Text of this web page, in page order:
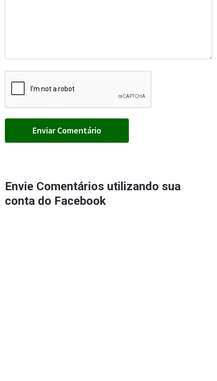
Envie Comentários utilizando sua
conta do Facebook